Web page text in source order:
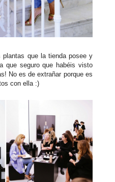
plantas que la tienda posee y
que seguro que habéis visto
No es de extrañar porque es
con ella :)